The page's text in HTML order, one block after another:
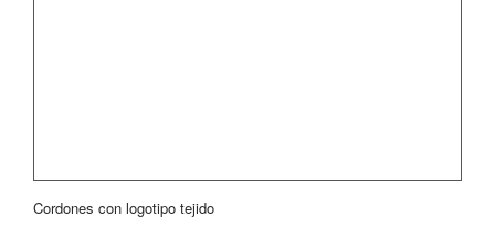
Cordones con logotipo tejido